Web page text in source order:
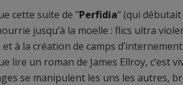
0
0
cette suite de "Perfidia" (qui
jusqu’à la moelle : flics ultra
et à la création de camps
lire un roman de James Ellroy, c’est
se manipulent les uns les autres,